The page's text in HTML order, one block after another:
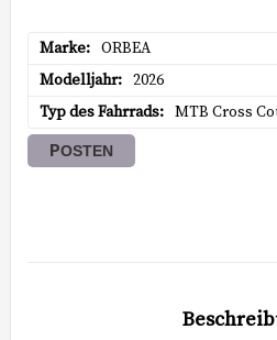
Marke
ORBEA
Modelljahr
2026
Typ des Fahrrads
MTB Cross
POSTEN